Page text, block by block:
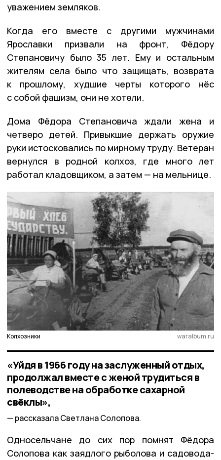
уважением земляков.
Когда его вместе с другими мужчинами
Ярославки призвали на фронт, Фёдору
Степановичу было 35 лет. Ему и остальным
жителям села было что защищать, возврата
к прошлому, худшие черты которого нёс
с собой фашизм, они не хотели.
Дома Фёдора Степановича ждали жена и
четверо детей. Привыкшие держать оружие
руки истосковались по мирному труду. Ветеран
вернулся в родной колхоз, где много лет
работал кладовщиком, а затем — на мельнице.
Колхозники waralbum.ru
«Уйдя в 1966 году на заслуженный отдых,
продолжал вместе с женой трудиться в
полеводстве на обработке сахарной
свёклы»,
рассказала Светлана Солопова.
Односельчане до сих пор помнят Фёдора
Солопова как заядлого рыболова и садовода-